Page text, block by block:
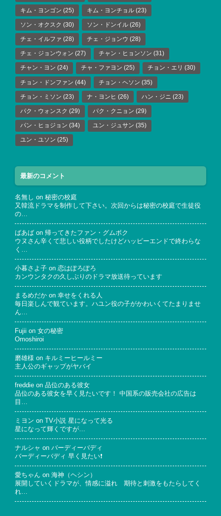
キム・ヨンゴン (25) キム・ヨンチョル (23)
ソン・オクスク (30) ソン・ドンイル (26)
チェ・イルファ (28) チェ・ジョンウ (28)
チェ・ジョンウォン (27) チャン・ヒョンソン (31)
チャン・ヨン (24) チャ・ファヨン (25) チョン・エリ (30)
チョン・ドンファン (44) チョン・ヘソン (35)
チョン・ミソン (23) ナ・ヨンヒ (26) ハン・ジニ (23)
パク・ウォンスク (29) パク・クニョン (29)
パン・ヒョジョン (34) ユン・ジュサン (35)
ユン・ユソン (25)
最新のコメント
名無し on 秘密の校庭
又韓流ドラマを制作して下さい。次回からは秘密の校庭で生徒役
の…
ばあば on 帰ってきたファン・グムボク
ウヌさん辛くて悲しい役柄でしたけどハッピーエンドで終わらな
く…
小暮さよ子 on 恋はぽろぽろ
カンウンタクの久しぶりのドラマ放送待っています
まるめだか on 幸せをくれる人
毎日楽しんで観ています。ハユン役の子がかわいくてたまりませ
ん…
Fujii on 女の秘密
Omoshiroi
磨雄様 on キルミーヒールミー
主人公のギャップがヤバイ
freddie on 品位のある彼女
品位のある彼女を早く見たいです！ 中国系の販売会社の広告は
目…
ミヨン on
TV小説 星になって光る
星になって輝くですが…
ナルシャ on バーディーバディ
バーディーバディ 早く見たい❗
愛ちゃん on 海神（ヘシン）
展開していくドラマが、情感に溢れ 期待と刺激をもたらしてく
れ…